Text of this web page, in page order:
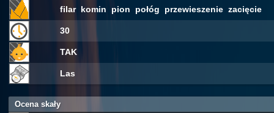
filar komin pion połóg przewieszenie zacięcie
30
TAK
Las
Ocena skały